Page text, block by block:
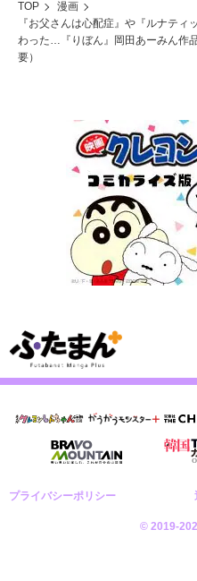
TOP
漫画
『お父さんは心配症』や『ルナテ
わった…『りぼん』岡田あーみん作
要）
プライバシーポリシー
© 2019-